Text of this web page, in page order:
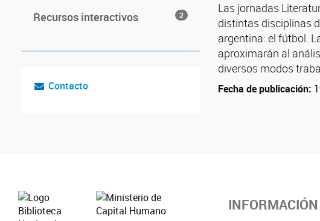
Recursos interactivos 2
Contacto
Las jornadas
distintas disciplinas
argentina: el fútbol.
aproximarán al
diversos modos
Fecha de publicación: